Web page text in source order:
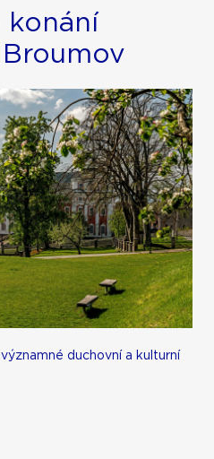
konání
duchovní a kulturní